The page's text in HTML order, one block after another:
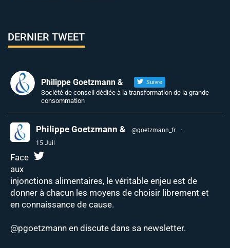
DERNIER TWEET
Philippe Goetzmann & Suivre
Société de conseil dédiée à la transformation de la grande
consommation
Philippe Goetzmann & @goetzmann_fr
·
15 Juil
Face
aux
injonctions alimentaires, le véritable enjeu est de
donner à chacun les moyens de choisir librement et
en connaissance de cause.
@pgoetzmann en discute dans sa newsletter.